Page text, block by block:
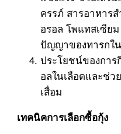
ครรภ์ สารอาหาร
อรอล โพแทสเซีย
ปัญญาของทารกใ
ประโยชน์ของการ
อลในเลือดและช่ว
เสื่อม
เทคนิคการเลือกซื้อกุ้ง